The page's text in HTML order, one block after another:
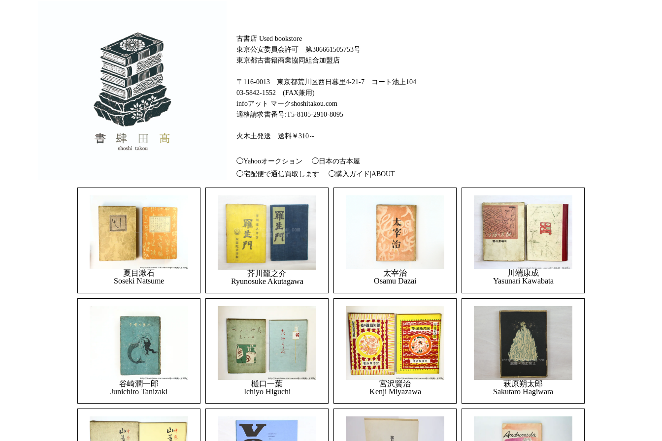
古書店 Used bookstore
東京公安委員会許可 第306661505753号
東京都古書籍商業協同組合加盟店
〒116-0013 東京都荒川区西日暮里4-21-7 コート池上104
03-5842-1552 (FAX兼用)
infoアット マークshoshitakou.com
適格請求書番号:T5-8105-2910-8095
火木土発送 送料￥310～
◯Yahooオークション
◯日本の古本屋
◯宅配便で通信買取します
◯購入ガイド|ABOUT
夏目漱石
Soseki Natsume
芥川龍之介
Ryunosuke Akutagawa
太宰治
Osamu Dazai
川端康成
Yasunari Kawabata
谷崎潤一郎
Junichiro Tanizaki
樋口一葉
Ichiyo Higuchi
宮沢賢治
Kenji Miyazawa
萩原朔太郎
Sakutaro Hagiwara